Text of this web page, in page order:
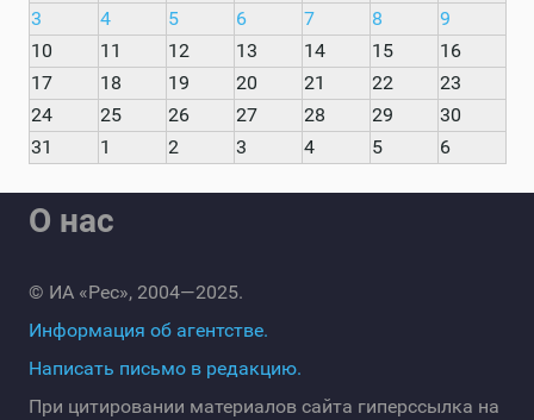
3
4 5 6 7 8
9
10
11 12 13 14 15
16
17
18 19 20 21 22
23
24
25 26 27 28 29
30
31
1 2 3 4 5 6
О нас
© ИА «Рес», 2004—2025.
Информация об агентстве.
Написать письмо в редакцию.
При цитировании материалов сайта гиперссылка на